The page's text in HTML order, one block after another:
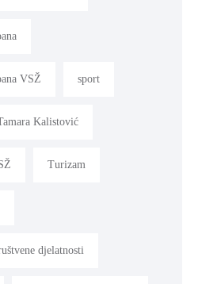
VSŽ sport
Kalistović
Turizam
djelatnosti